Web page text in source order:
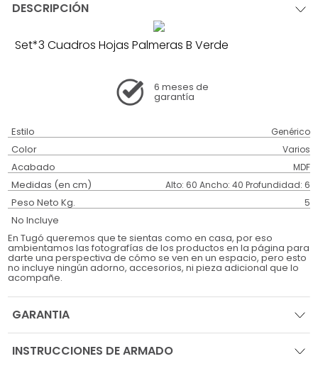
DESCRIPCIÓN
Set*3 Cuadros Hojas Palmeras B Verde
6 meses de
garantía
Estilo Genérico
Color Varios
Acabado MDF
Medidas (en cm) Alto: 60 Ancho: 40 Profundidad: 6
Peso Neto Kg. 5
No Incluye
En Tugó queremos que te sientas como en casa, por eso
ambientamos las fotografías de los productos en la página para
darte una perspectiva de cómo se ven en un espacio, pero esto
no incluye ningún adorno, accesorios, ni pieza adicional que lo
acompañe.
GARANTIA
INSTRUCCIONES DE ARMADO